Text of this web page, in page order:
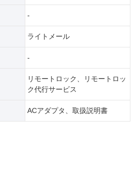
-
ライトメール
-
リモートロック、リモートロッ
ク代行サービス
ACアダプタ、取扱説明書